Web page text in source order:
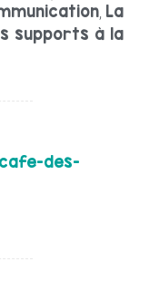
La
supports à la